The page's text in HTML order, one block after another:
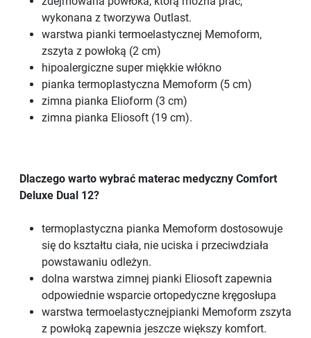
wykonana z tworzywa Outlast.
warstwa pianki termoelastycznej Memoform,
zszyta z powłoką (2 cm)
hipoalergiczne super miękkie włókno
pianka termoplastyczna Memoform (5 cm)
zimna pianka Elioform (3 cm)
zimna pianka Eliosoft (19 cm).
Dlaczego warto wybrać materac medyczny Comfort
Deluxe Dual 12?
termoplastyczna pianka Memoform dostosowuje
się do kształtu ciała, nie uciska i przeciwdziała
powstawaniu odleżyn.
dolna warstwa zimnej pianki Eliosoft zapewnia
odpowiednie wsparcie ortopedyczne kręgosłupa
warstwa termoelastycznejpianki Memoform zszyta
z powłoką zapewnia jeszcze większy komfort.